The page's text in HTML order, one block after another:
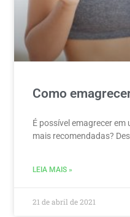
Como
É possível emagrecer
mais recomendadas?
LEIA MAIS »
21 de abril de 2021